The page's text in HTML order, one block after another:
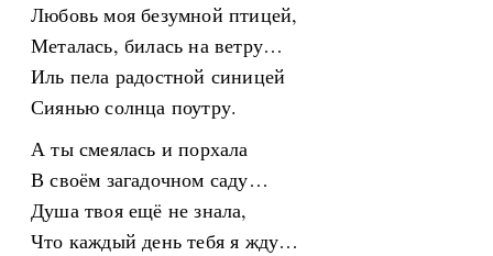
Любовь моя безумной птицей,
Металась, билась на ветру…
Иль пела радостной синицей
Сиянью солнца поутру.
А ты смеялась и порхала
В своём загадочном саду…
Душа твоя ещё не знала,
Что каждый день тебя я жду…